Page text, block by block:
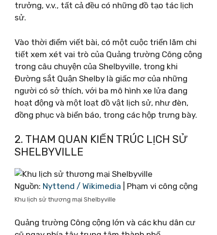
trưởng, v.v., tất cả đều có những đồ tạo tác lịch
sử.
Vào thời điểm viết bài, có một cuộc triển lãm chi
tiết xem xét vai trò của Quảng trường Công cộng
trong câu chuyện của Shelbyville, trong khi
Đường sắt Quận Shelby là giấc mơ của những
người có sở thích, với ba mô hình xe lửa đang
hoạt động và một loạt đồ vật lịch sử, như đèn,
đồng phục và biển báo, trong các hộp trưng bày.
2. THAM QUAN KIẾN ​​TRÚC LỊCH SỬ
SHELBYVILLE
Nguồn: Nyttend / Wikimedia | Phạm vi công cộng
Khu lịch sử thương mại Shelbyville
Quảng trường Công cộng lớn và các khu dân cư